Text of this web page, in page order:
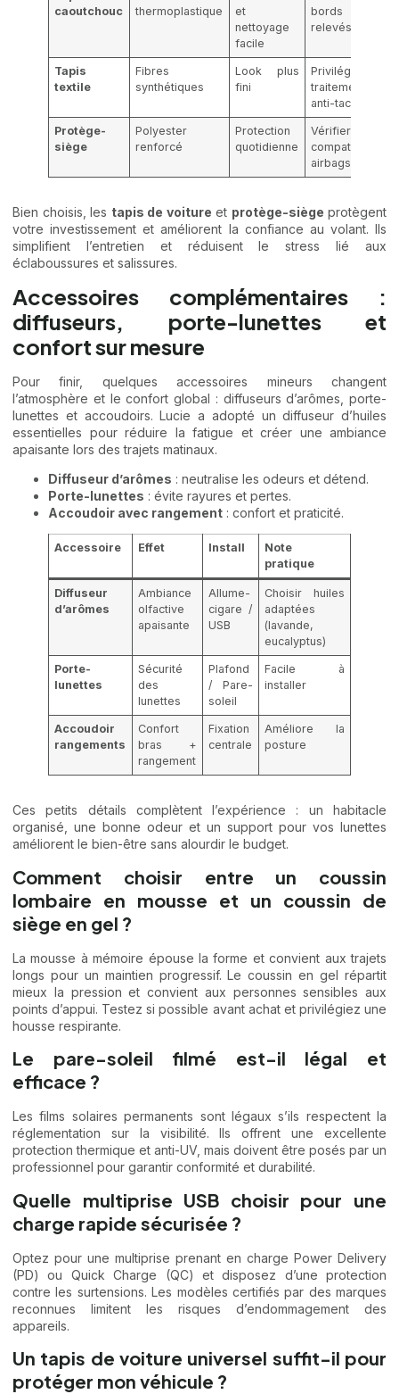
caoutchouc
thermoplastique
et
nettoyage
facile
bords
relevés
Tapis
textile
Fibres
synthétiques
Look plus
fini
Privilégier
traitement
anti-tache
Protège-
siège
Polyester
renforcé
Protection
quotidienne
Vérifier
compatibilité
airbags
Bien choisis, les tapis de voiture et protège-siège protègent
votre investissement et améliorent la confiance au volant. Ils
simplifient l’entretien et réduisent le stress lié aux
éclaboussures et salissures.
Accessoires complémentaires :
diffuseurs, porte-lunettes et
confort sur mesure
Pour finir, quelques accessoires mineurs changent
l’atmosphère et le confort global : diffuseurs d’arômes, porte-
lunettes et accoudoirs. Lucie a adopté un diffuseur d’huiles
essentielles pour réduire la fatigue et créer une ambiance
apaisante lors des trajets matinaux.
Diffuseur d’arômes : neutralise les odeurs et détend.
Porte-lunettes : évite rayures et pertes.
Accoudoir avec rangement : confort et praticité.
Accessoire Effet Install
Note
pratique
Diffuseur
d’arômes
Ambiance
olfactive
apaisante
Allume-
cigare /
USB
Choisir huiles
adaptées
(lavande,
eucalyptus)
Porte-
lunettes
Sécurité
des
lunettes
Plafond
/ Pare-
soleil
Facile à
installer
Accoudoir
rangements
Confort
bras +
rangement
Fixation
centrale
Améliore la
posture
Ces petits détails complètent l’expérience : un habitacle
organisé, une bonne odeur et un support pour vos lunettes
améliorent le bien-être sans alourdir le budget.
Comment choisir entre un coussin
lombaire en mousse et un coussin de
siège en gel ?
La mousse à mémoire épouse la forme et convient aux trajets
longs pour un maintien progressif. Le coussin en gel répartit
mieux la pression et convient aux personnes sensibles aux
points d’appui. Testez si possible avant achat et privilégiez une
housse respirante.
Le pare-soleil filmé est-il légal et
efficace ?
Les films solaires permanents sont légaux s’ils respectent la
réglementation sur la visibilité. Ils offrent une excellente
protection thermique et anti-UV, mais doivent être posés par un
professionnel pour garantir conformité et durabilité.
Quelle multiprise USB choisir pour une
charge rapide sécurisée ?
Optez pour une multiprise prenant en charge Power Delivery
(PD) ou Quick Charge (QC) et disposez d’une protection
contre les surtensions. Les modèles certifiés par des marques
reconnues limitent les risques d’endommagement des
appareils.
Un tapis de voiture universel suffit-il pour
protéger mon véhicule ?